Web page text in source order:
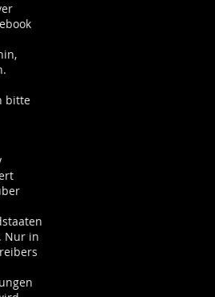
bitte
Nur in